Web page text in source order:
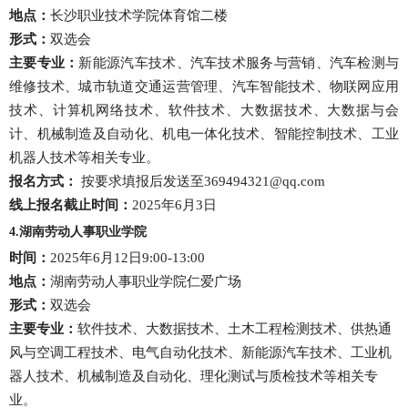
地点： 长沙职业技术学院体育馆二楼
形式： 双选会
主要专业： 新能源汽车技术、汽车技术服务与营销、汽车检测与
维修技术、城市轨道交通运营管理、汽车智能技术、物联网应用
技术、计算机网络技术、软件技术、大数据技术、大数据与会
计、机械制造及自动化、机电一体化技术、智能控制技术、工业
机器人技术等相关专业。
报名方式：
按要求填报后发送至369494321@qq.com
线上报名截止时间： 2025年6月3日
4.湖南劳动人事职业学院
时间： 2025年6月12日9:00-13:00
地点： 湖南劳动人事职业学院仁爱广场
形式： 双选会
主要专业： 软件技术、大数据技术、土木工程检测技术、供热通
风与空调工程技术、电气自动化技术、新能源汽车技术、工业机
器人技术、机械制造及自动化、理化测试与质检技术等相关专
业。